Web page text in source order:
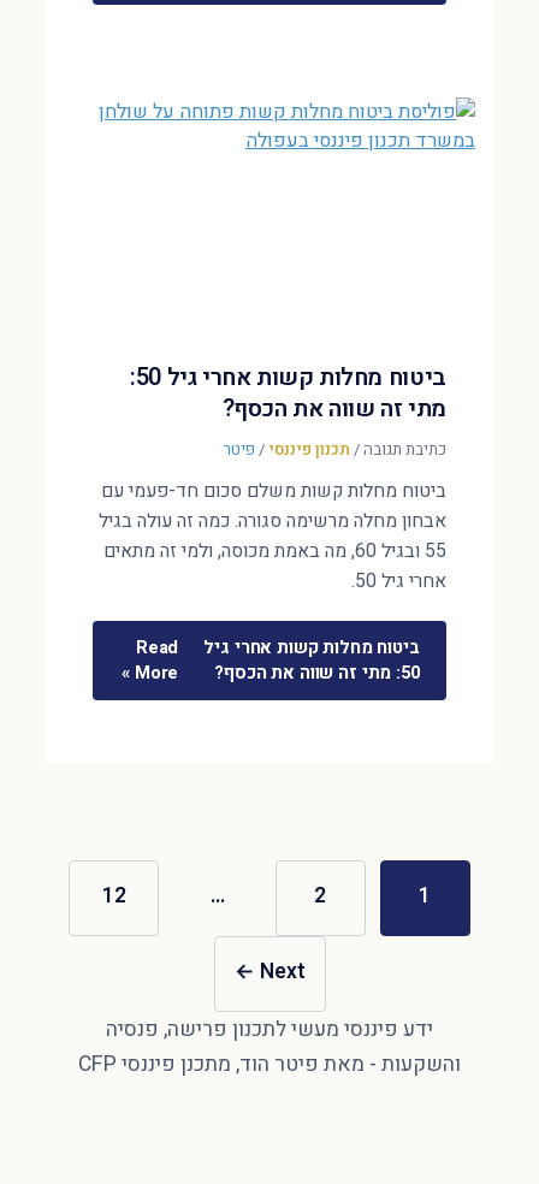
ביטוח מחלות קשות אחרי גיל 50:
מתי זה שווה את הכסף?
כתיבת תגובה/ תכנון פיננסי/ פיטר
ביטוח מחלות קשות משלם סכום חד-פעמי עם
אבחון מחלה מרשימה סגורה. כמה זה עולה בגיל
55 ובגיל 60, מה באמת מכוסה, ולמי זה מתאים
אחרי גיל 50.
ביטוח מחלות קשות אחרי גיל
50: מתי זה שווה את הכסף?
Read
More »
1
2
…
12
Next
←